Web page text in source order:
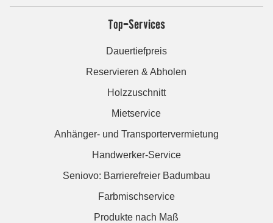
Top-Services
Dauertiefpreis
Reservieren & Abholen
Holzzuschnitt
Mietservice
Anhänger- und Transportervermietung
Handwerker-Service
Seniovo: Barrierefreier Badumbau
Farbmischservice
Produkte nach Maß